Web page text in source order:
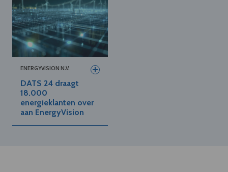
ENERGYVISION N.V.
DATS 24 draagt
18.000
energieklanten over
aan EnergyVision